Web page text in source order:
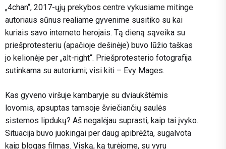
„4chan“, 2017-ųjų prekybos centre vykusiame mitinge
autoriaus sūnus realiame gyvenime susitiko su kai
kuriais savo interneto herojais. Tą dieną sąveika su
priešprotesteriu (apačioje dešinėje) buvo lūžio taškas
jo kelionėje per „alt-right“. Priešprotesterio fotografija
sutinkama su autoriumi; visi kiti – Evy Mages.
Kas gyveno viršuje kambaryje su dviaukštėmis
lovomis, apsuptas tamsoje šviečiančių saulės
sistemos lipdukų? Aš negalėjau suprasti, kaip tai įvyko.
Situacija buvo juokingai per daug apibrėžta, sugalvota
kaip blogas filmas. Viską, ką turėjome, su vyru